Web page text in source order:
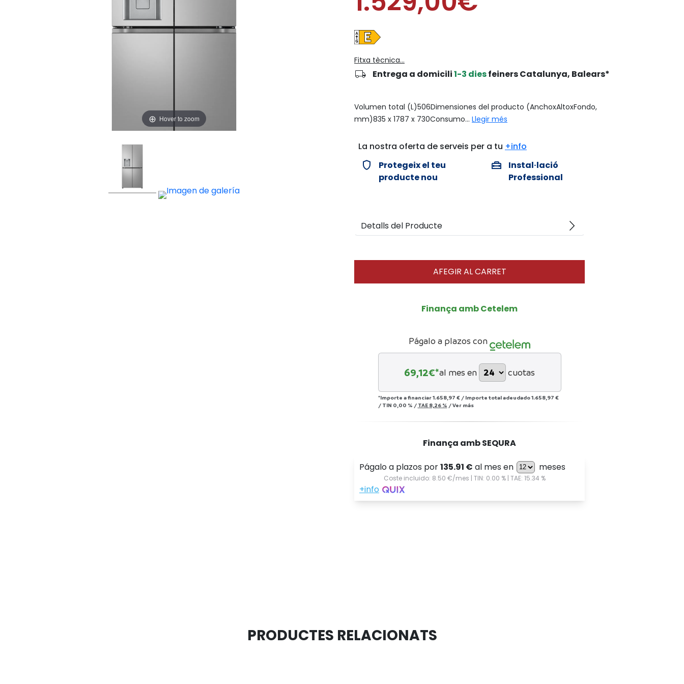
Hover to zoom
Fitxa tècnica...
local_shipping Entrega a domicili1-3 diesfeiners Catalunya, Balears*
Volumen total (L)506Dimensiones del producto (AnchoxAltoxFondo,
mm)835 x 1787 x 730Consumo... Llegir més
La nostra oferta de serveis per a tu +info
verified_user
Protegeix el teu
producte nou
home_repair_service
Instal·lació
Professional
Detalls del Producte arrow_forward_ios
AFEGIR AL CARRET
Finança amb Cetelem
Págalo a plazos con
69,12€*al mes en cuotas
*Importe a financiar1.658,97 € / Importe total adeudado1.658,97 €
/ TIN 0,00 % / TAE 8,26 % /Ver más
Finança amb SEQURA
PRODUCTES RELACIONATS